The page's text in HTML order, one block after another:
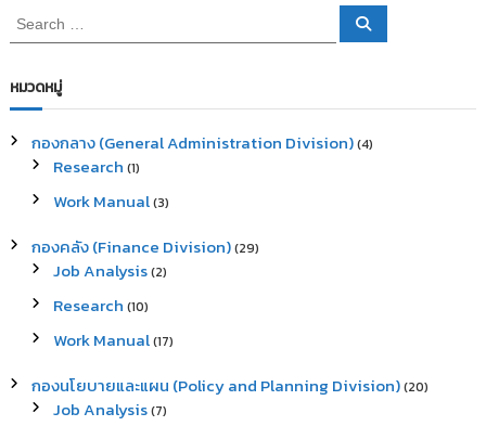
ย
e
r
c
f
S
หมวดหมู่
กองกลาง (General Administration Division)(4)
Research (1)
Work Manual(3)
กองคลัง (Finance Division)(29)
Job Analysis(2)
Research (10)
Work Manual(17)
กองนโยบายและแผน (Policy and Planning Division)(20)
Job Analysis(7)